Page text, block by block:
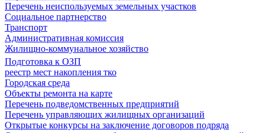
Перечень неиспользуемых земельных участков
Социальное партнерство
Транспорт
Административная комиссия
Жилищно-коммунальное хозяйство
Подготовка к ОЗП
реестр мест накопления тко
Городская среда
Объекты ремонта на карте
Перечень подведомственных предприятий
Перечень управляющих жилищных организаций
Открытые конкурсы на заключение договоров подряда